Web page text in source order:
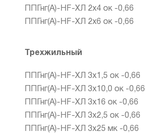
ППГнг(А)-HF-ХЛ 2х4 ок -0,66
ППГнг(А)-HF-ХЛ 2х6 ок -0,66
Трехжильный
ППГнг(А)-HF-ХЛ 3х1,5 ок -0,66
ППГнг(А)-HF-ХЛ 3х10,0 ок -0,66
ППГнг(А)-HF-ХЛ 3х16 ок -0,66
ППГнг(А)-HF-ХЛ 3х2,5 ок -0,66
ППГнг(А)-HF-ХЛ 3х25 мк -0,66